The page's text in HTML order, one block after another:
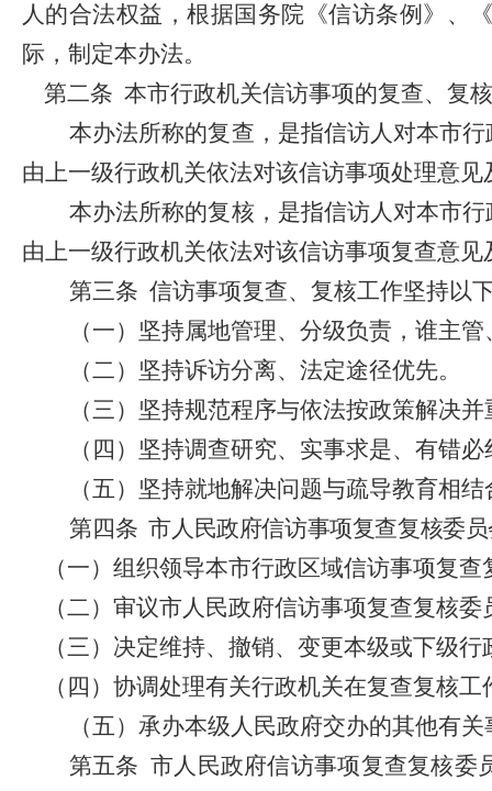
人的合法权益，根据国务院《信访条例》、
际，制定本办法。
第二条 本市行政机关信访事项的复查、复
本办法所称的复查，是指信访人对本市
由上一级行政机关依法对该信访事项处理意
本办法所称的复核，是指信访人对本市
由上一级行政机关依法对该信访事项复查意
第三条 信访事项复查、复核工作坚持以
（一） 坚持属地管理、分级负责，谁主管
（二） 坚持诉访分离、法定途径优先。
（三） 坚持规范程序与依法按政策解决并
（四） 坚持调查研究、实事求是、有错必
（五） 坚持就地解决问题与疏导教育相结
第四条 市人民政府信访事项复查复核委
（一）组织领导本市行政区域信访事项复查
（二）审议市人民政府信访事项复查复核
（三）决定维持、撤销、变更本级或下级
（四）协调处理有关行政机关在复查复核
（五）承办本级人民政府交办的其他有关
第五条 市人民政府信访事项复查复核委